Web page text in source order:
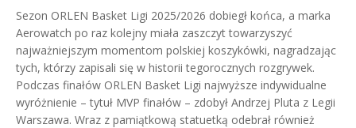
Sezon ORLEN Basket Ligi 2025/2026 dobiegł końca, a marka
Aerowatch po raz kolejny miała zaszczyt towarzyszyć
najważniejszym momentom polskiej koszykówki, nagradzając
tych, którzy zapisali się w historii tegorocznych rozgrywek.
Podczas finałów ORLEN Basket Ligi najwyższe indywidualne
wyróżnienie – tytuł MVP finałów – zdobył Andrzej Pluta z Legii
Warszawa. Wraz z pamiątkową statuetką odebrał również